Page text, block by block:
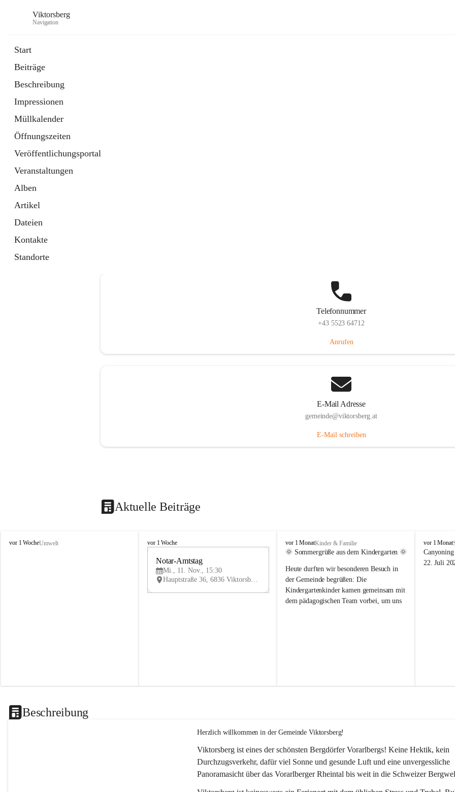
Viktorsberg
Navigation
Start
Beiträge
Beschreibung
Impressionen
Müllkalender
Öffnungszeiten
Veröffentlichungsportal
Veranstaltungen
Alben
Artikel
Dateien
Kontakte
Standorte
Telefonnummer
+43 5523 64712
Anrufen
E-Mail Adresse
gemeinde@viktorsberg.at
E-Mail schreiben
Aktuelle Beiträge
V
vor 1 WocheUmwelt
V
vor 1 Woche
V
Notar-Amtstag
Mi., 11. Nov., 15:30
Hauptstraße 36, 6836 Viktorsberg, AUT
V
i
t
o
r
s
vor 1 MonatKinder & Familie
🌞 Sommergrüße aus dem Kindergarten 🌞
Heute durften wir besonderen Besuch in
der Gemeinde begrüßen: Die
Kindergartenkinder kamen gemeinsam mit
dem pädagogischen Team vorbei, um uns
V
i
k
vor 1 Monat
22. Juli
Beschreibung
Herzlich willkommen in der Gemeinde Viktorsberg!
Viktorsberg ist eines der schönsten Bergdörfer Vorarlbergs! Keine Hektik, kein
Durchzugsverkehr, dafür viel Sonne und gesunde Luft und eine unvergessliche
Panoramasicht über das Vorarlberger Rheintal bis weit in die Schweizer